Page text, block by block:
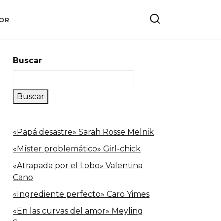
Buscar
Buscar
«Papá desastre» Sarah Rosse Melnik
«Míster problemático» Girl-chick
«Atrapada por el Lobo» Valentina
Cano
«Ingrediente perfecto» Caro Yimes
«En las curvas del amor» Meyling